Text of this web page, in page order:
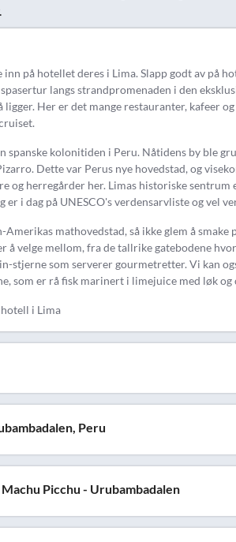
inn på hotellet deres i Lima. Slapp godt av på
langs strandpromenaden i den
Her er det mange restauranter, kafeer
spanske kolonitiden i Peru. Nåtidens by ble
Dette var Perus nye hovedstad, og
og herregårder her. Limas historiske sentrum
i dag på UNESCO's verdensarvliste og vel
mathovedstad, så ikke glem å smake
å velge mellom, fra de tallrike gatebodene
stjerne som serverer gourmetretter. Vi kan
som er rå fisk marinert i limejuice med løk og
i Lima
Peru
Picchu - Urubambadalen